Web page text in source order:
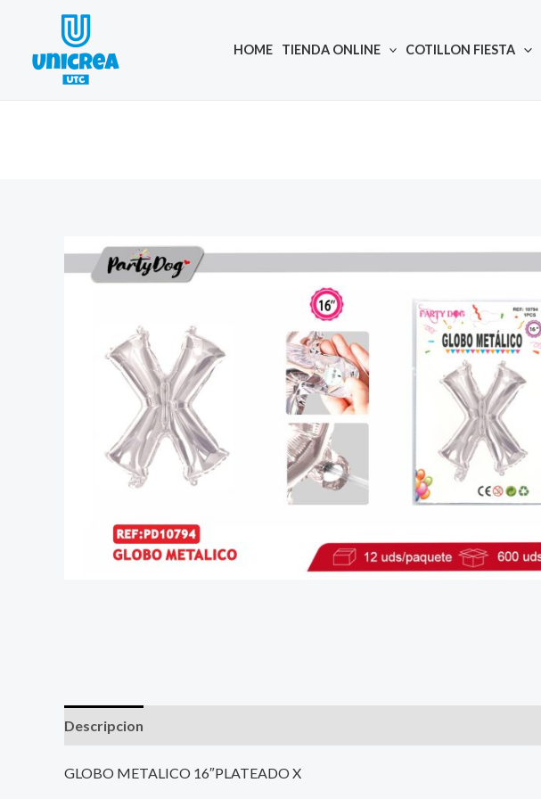
content
HOME TIENDA ONLINE COTILLON FIESTA
Descripcion
GLOBO METALICO 16″PLATEADO X